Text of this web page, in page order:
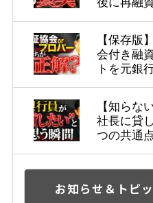
【保存版
会付き融
トを元銀
【知らな
社長に貸
つの共通
お知らせ＆トピ